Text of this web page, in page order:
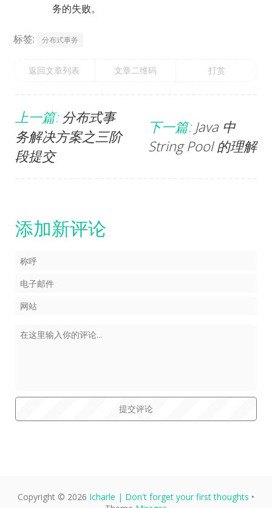
务的失败。
标签: 分布式事务
返回文章列表 文章二维码 打赏
上一篇: 分布式事
务解决方案之三阶
段提交
下一篇: Java 中
String Pool 的理解
添加新评论
Copyright © 2026 Icharle | Don't forget your first thoughts •